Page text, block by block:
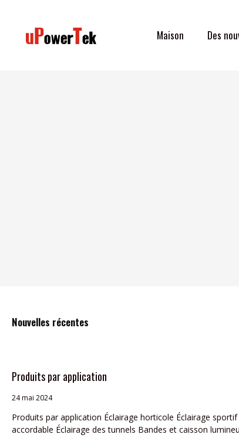
contenu
Maison Des
Nouvelles récentes
Produits par application
24 mai 2024
Produits par application Éclairage horticole Éclairage
accordable Éclairage des tunnels Bandes et caisson